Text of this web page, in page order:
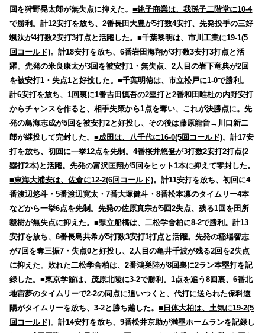
回を狩野晃太郎が無失点に抑えた。■銚子商業は、我孫子二階堂に10-4
で勝利。計12安打を放ち、2番長田大豊が5打数4安打、先発投手の三好
颯汰が4打数2安打3打点と活躍した。■千葉黎明は、市川工業に19-1(5
回コールド)。計18安打を放ち、6番岩田海翔が3打数3安打3打点と活
躍。先発の米良康太が3回を被安打1・無失点、2人目の岩下竜典が2回
を被安打1・失点1と好投した。■千葉明徳は、市立松戸に1-0で勝利。
計6安打を放ち、1回裏に1番吉田慎吾の2塁打と2番和田唯杜の内野安打
からチャンスを作ると、相手失策から1点を奪い、これが決勝点に。先
発の鳥海志成が5回を被安打2と好投し、その後は藤原龍音→川口新二
郎が継投して完封した。■成田は、八千代に16-0(5回コールド)。計17安
打を放ち、初回に一挙12点を先制。4番桜井悠登が3打数2安打2打点(2
塁打2本)と活躍。先発の富沢匡翔が5回をヒット1本に抑えて零封した。
■東海大浦安は、佐倉に12-2(6回コールド)。計11安打を放ち、初回に4
番渡辺悠斗・5番渡辺寛太・7番大塚健斗・8番松本凛のタイムリー4本
などから一挙6点を先制。先発の佐原真宗が5回2失点、残る1回を田所
毅樹が無失点に抑えた。■県立船橋は、二松学舎柏に8-2で勝利。計13
安打を放ち、6番長島共希が5打数3安打1打点と活躍。先発の稲場智志
が7回を奪三振7・失点0と好投し、2人目の亀井千波が残る2回を2失点
に抑えた。敗れた二松学舎柏は、2番鴻巣陸が8回裏に2ラン本塁打を記
録した。■東京学館は、茂原北陵に3-2で勝利。1点を追う8回裏、6番北
地宙夢のタイムリーで2-2の同点に追いつくと、代打に送られた保科遼
陽がタイムリーを放ち、3-2と勝ち越した。■日体大柏は、土気に19-2(5
回コールド)。計14安打を放ち、9番松井京助が満塁ホームランを記録し